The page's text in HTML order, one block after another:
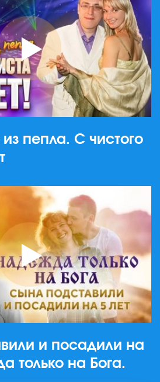
пепла. С чистого
и посадили на
только на Бога.